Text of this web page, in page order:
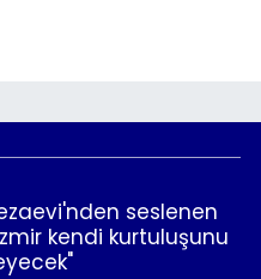
seslenen
kendi kurtuluşunu